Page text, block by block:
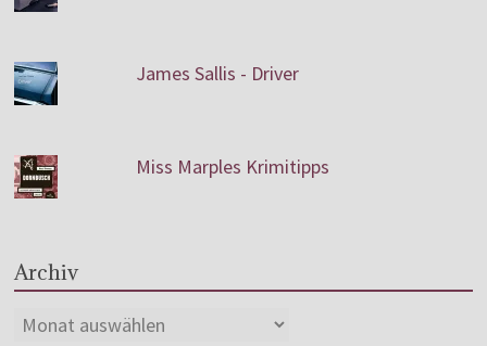
James Sallis - Driver
Miss Marples Krimitipps
Archiv